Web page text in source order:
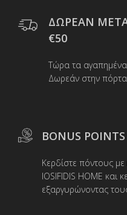
ΔΩΡΕΑΝ
€50
Τώρα τα
Δωρεάν στην
BONUS
Κερδίστε πόντους
IOSIFIDIS HOME και
εξαργυρώνοντας